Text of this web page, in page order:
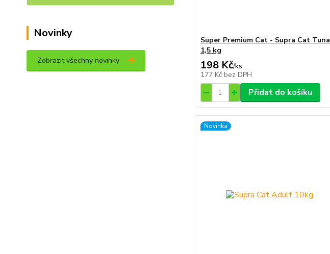
Novinky
Zobrazit všechny novinky
Super Premium Cat - Supra Cat Tuna
1,5 kg
198 Kč/ks
177 Kč bez DPH
Přidat do košíku
Novinka